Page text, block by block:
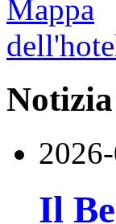
Notizia
Il